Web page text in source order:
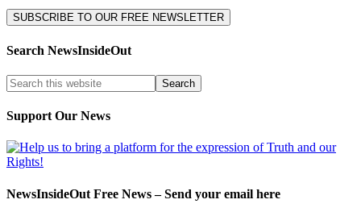
Search NewsInsideOut
Support Our News
NewsInsideOut Free News – Send your email here